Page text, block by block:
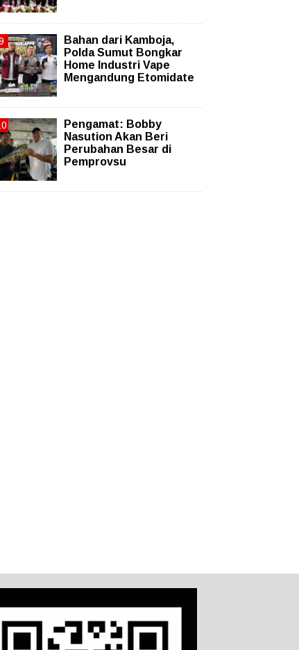
Bahan dari Kamboja,
Polda Sumut Bongkar
Home Industri Vape
Mengandung Etomidate
Pengamat: Bobby
Nasution Akan Beri
Perubahan Besar di
Pemprovsu